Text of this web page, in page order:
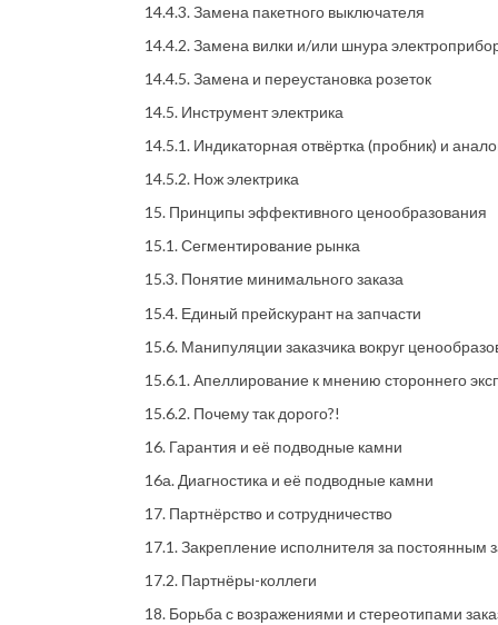
14.4.3. Замена пакетного выключателя
14.4.2. Замена вилки и/или шнура
14.4.5. Замена и переустановка розеток
14.5. Инструмент электрика
14.5.1. Индикаторная отвёртка (пробник) и
14.5.2. Нож электрика
15. Принципы эффективного ценообразования
15.1. Сегментирование рынка
15.3. Понятие минимального заказа
15.4. Единый прейскурант на запчасти
15.6. Манипуляции заказчика вокруг
15.6.1. Апеллирование к мнению стороннего
15.6.2. Почему так дорого?!
16. Гарантия и её подводные камни
16а. Диагностика и её подводные камни
17. Партнёрство и сотрудничество
17.1. Закрепление исполнителя за
17.2. Партнёры-коллеги
18. Борьба с возражениями и стереотипами